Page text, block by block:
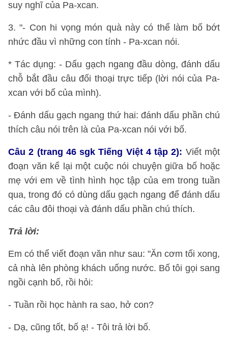
suy nghĩ của Pa-xcan.
3. "- Con hi vọng món quà này có thể làm bố bớt
nhức đầu vì những con tính - Pa-xcan nói.
* Tác dụng: - Dấu gạch ngang đầu dòng, đánh dấu
chỗ bắt đầu câu đối thoại trực tiếp (lời nói của Pa-
xcan với bố của mình).
- Đánh dấu gạch ngang thứ hai: đánh dấu phần chú
thích câu nói trên là của Pa-xcan nói với bố.
Câu 2 (trang 46 sgk Tiếng Việt 4 tập 2): Viết một
đoạn văn kể lại một cuộc nói chuyện giữa bố hoặc
mẹ với em về tình hình học tập của em trong tuần
qua, trong đó có dùng dấu gạch ngang để đánh dấu
các câu đôi thoại và đánh dấu phần chú thích.
Trả lời:
Em có thể viết đoạn văn như sau: "Ăn cơm tối xong,
cả nhà lên phòng khách uống nước. Bố tôi gọi sang
ngồi cạnh bố, rồi hỏi:
- Tuần rồi học hành ra sao, hở con?
- Dạ, cũng tốt, bố ạ! - Tôi trả lời bố.